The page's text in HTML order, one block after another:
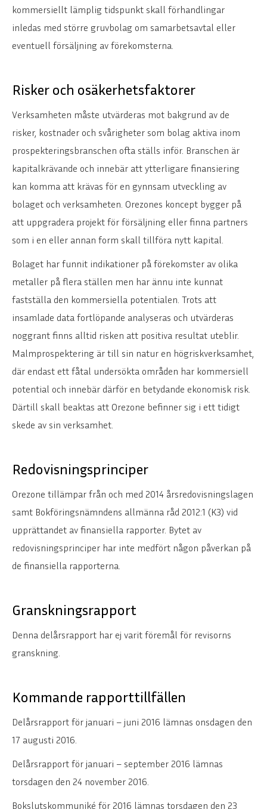
ENGLISH DEUTSCH
kommersiellt lämplig tidspunkt skall förhandlingar
inledas med större gruvbolag om samarbetsavtal eller
eventuell försäljning av förekomsterna.
Risker och osäkerhetsfaktorer
Verksamheten måste utvärderas mot bakgrund av de
risker, kostnader och svårigheter som bolag aktiva inom
prospekteringsbranschen ofta ställs inför. Branschen är
kapitalkrävande och innebär att ytterligare finansiering
kan komma att krävas för en gynnsam utveckling av
bolaget och verksamheten. Orezones koncept bygger på
att uppgradera projekt för försäljning eller finna partners
som i en eller annan form skall tillföra nytt kapital.
Bolaget har funnit indikationer på förekomster av olika
metaller på flera ställen men har ännu inte kunnat
fastställa den kommersiella potentialen. Trots att
insamlade data fortlöpande analyseras och utvärderas
noggrant finns alltid risken att positiva resultat uteblir.
Malmprospektering är till sin natur en högriskverksamhet,
där endast ett fåtal undersökta områden har kommersiell
potential och innebär därför en betydande ekonomisk risk.
Därtill skall beaktas att Orezone befinner sig i ett tidigt
skede av sin verksamhet.
Redovisningsprinciper
Orezone tillämpar från och med 2014 årsredovisningslagen
samt Bokföringsnämndens allmänna råd 2012:1 (K3) vid
upprättandet av finansiella rapporter. Bytet av
redovisningsprinciper har inte medfört någon påverkan på
de finansiella rapporterna.
Granskningsrapport
Denna delårsrapport har ej varit föremål för revisorns
granskning.
Kommande rapporttillfällen
Delårsrapport för januari – juni 2016 lämnas onsdagen den
17 augusti 2016.
Delårsrapport för januari – september 2016 lämnas
torsdagen den 24 november 2016.
Bokslutskommuniké för 2016 lämnas torsdagen den 23